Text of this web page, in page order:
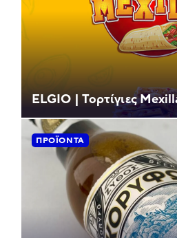
ELGIO | Τορτίγιες
ΠΡΟΪΌΝΤΑ